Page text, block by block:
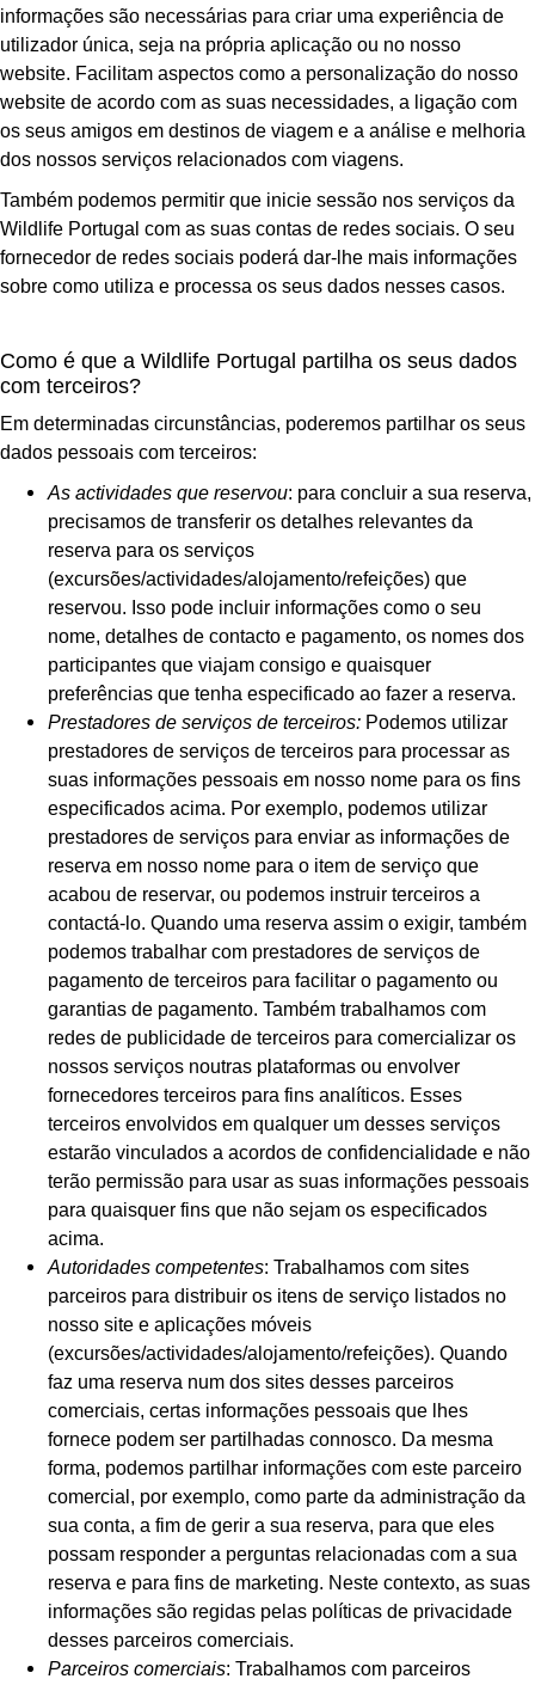
informações são necessárias para criar uma experiência de
utilizador única, seja na própria aplicação ou no nosso
website. Facilitam aspectos como a personalização do nosso
website de acordo com as suas necessidades, a ligação com
os seus amigos em destinos de viagem e a análise e melhoria
dos nossos serviços relacionados com viagens.
Também podemos permitir que inicie sessão nos serviços da
Wildlife Portugal com as suas contas de redes sociais. O seu
fornecedor de redes sociais poderá dar-lhe mais informações
sobre como utiliza e processa os seus dados nesses casos.
Como é que a Wildlife Portugal partilha os seus dados
com terceiros?
Em determinadas circunstâncias, poderemos partilhar os seus
dados pessoais com terceiros:
As actividades que reservou: para concluir a sua reserva,
precisamos de transferir os detalhes relevantes da
reserva para os serviços
(excursões/actividades/alojamento/refeições) que
reservou. Isso pode incluir informações como o seu
nome, detalhes de contacto e pagamento, os nomes dos
participantes que viajam consigo e quaisquer
preferências que tenha especificado ao fazer a reserva.
Prestadores de serviços de terceiros: Podemos utilizar
prestadores de serviços de terceiros para processar as
suas informações pessoais em nosso nome para os fins
especificados acima. Por exemplo, podemos utilizar
prestadores de serviços para enviar as informações de
reserva em nosso nome para o item de serviço que
acabou de reservar, ou podemos instruir terceiros a
contactá-lo. Quando uma reserva assim o exigir, também
podemos trabalhar com prestadores de serviços de
pagamento de terceiros para facilitar o pagamento ou
garantias de pagamento. Também trabalhamos com
redes de publicidade de terceiros para comercializar os
nossos serviços noutras plataformas ou envolver
fornecedores terceiros para fins analíticos. Esses
terceiros envolvidos em qualquer um desses serviços
estarão vinculados a acordos de confidencialidade e não
terão permissão para usar as suas informações pessoais
para quaisquer fins que não sejam os especificados
acima.
Autoridades competentes: Trabalhamos com sites
parceiros para distribuir os itens de serviço listados no
nosso site e aplicações móveis
(excursões/actividades/alojamento/refeições). Quando
faz uma reserva num dos sites desses parceiros
comerciais, certas informações pessoais que lhes
fornece podem ser partilhadas connosco. Da mesma
forma, podemos partilhar informações com este parceiro
comercial, por exemplo, como parte da administração da
sua conta, a fim de gerir a sua reserva, para que eles
possam responder a perguntas relacionadas com a sua
reserva e para fins de marketing. Neste contexto, as suas
informações são regidas pelas políticas de privacidade
desses parceiros comerciais.
Parceiros comerciais: Trabalhamos com parceiros